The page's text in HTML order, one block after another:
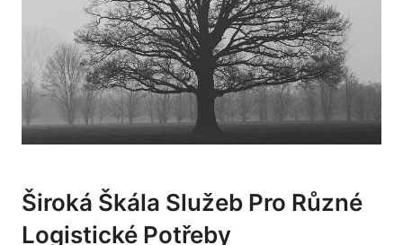
Široká Škála Služeb Pro Různé
Logistické Potřeby